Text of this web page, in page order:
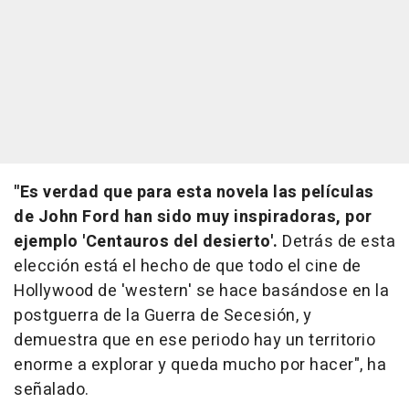
"Es verdad que para esta novela las películas
de John Ford han sido muy inspiradoras, por
ejemplo 'Centauros del desierto'. Detrás de esta
elección está el hecho de que todo el cine de
Hollywood de 'western' se hace basándose en la
postguerra de la Guerra de Secesión, y
demuestra que en ese periodo hay un territorio
enorme a explorar y queda mucho por hacer", ha
señalado.